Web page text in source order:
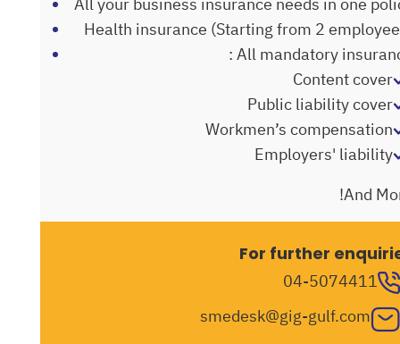
Health insurance (Starting from 2
All mandatory
Content cover
Public liability cover
Workmen’s compensation
Employers' liability
And
For further
04-5074411
smedesk@gig-gulf.com